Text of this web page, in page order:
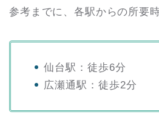
参考までに、各駅からの所要
仙台駅：徒歩6分
広瀬通駅：徒歩2分